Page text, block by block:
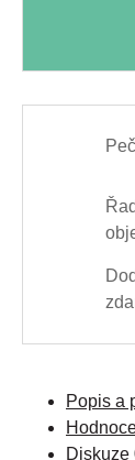
Popis a
Diskuze